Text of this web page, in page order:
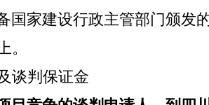
国家建设行政主管部门颁发
。
谈判保证金